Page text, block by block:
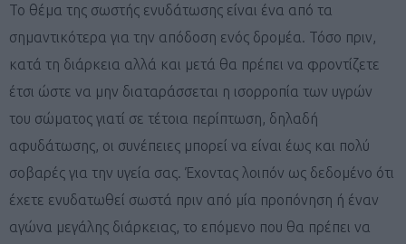
Το θέμα της σωστής ενυδάτωσης είναι ένα από τα
σημαντικότερα για την απόδοση ενός δρομέα. Τόσο πριν,
κατά τη διάρκεια αλλά και μετά θα πρέπει να φροντίζετε
έτσι ώστε να μην διαταράσσεται η ισορροπία των υγρών
του σώματος γιατί σε τέτοια περίπτωση, δηλαδή
αφυδάτωσης, οι συνέπειες μπορεί να είναι έως και πολύ
σοβαρές για την υγεία σας. Έχοντας λοιπόν ως δεδομένο ότι
έχετε ενυδατωθεί σωστά πριν από μία προπόνηση ή έναν
αγώνα μεγάλης διάρκειας, το επόμενο που θα πρέπει να